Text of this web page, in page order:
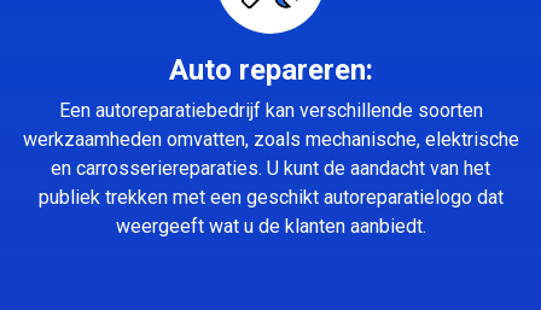
Auto repareren:
Een autoreparatiebedrijf kan verschillende soorten
werkzaamheden omvatten, zoals mechanische, elektrische
en carrosseriereparaties. U kunt de aandacht van het
publiek trekken met een geschikt autoreparatielogo dat
weergeeft wat u de klanten aanbiedt.